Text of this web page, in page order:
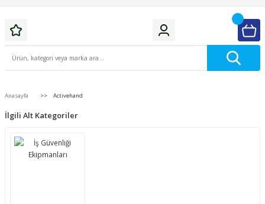
Anasayfa Activehand
İlgili Alt Kategoriler